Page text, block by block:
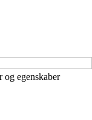
og egenskaber